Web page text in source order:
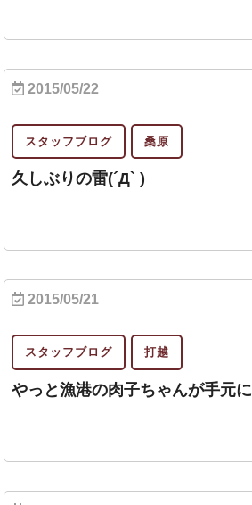
2015/05/22
スタッフブログ 桑原
久しぶりの雷(´Д` )
2015/05/21
スタッフブログ 打越
やっと漁港の肉子ちゃんが手元に